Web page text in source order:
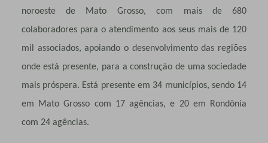
noroeste de Mato Grosso, com mais de 680
colaboradores para o atendimento aos seus mais de 120
mil associados, apoiando o desenvolvimento das regiões
onde está presente, para a construção de uma sociedade
mais próspera. Está presente em 34 municípios, sendo 14
em Mato Grosso com 17 agências, e 20 em Rondônia
com 24 agências.